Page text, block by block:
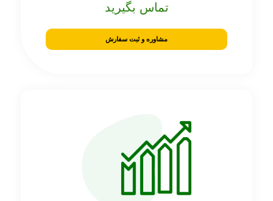
تماس بگیرید
مشاوره و ثبت سفارش